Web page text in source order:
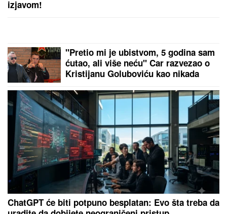
TEA TAIROVIĆ SA MUŽEM
DOŽIVELA SAOBRAĆAJKUAuto
skroz uništen: Ovo su detalji drame
u Crnoj Gori